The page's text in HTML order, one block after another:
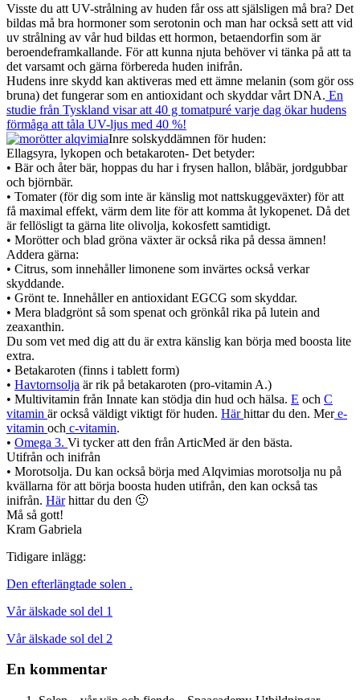
Visste du att UV-strålning av huden får oss att själsligen må bra? Det
bildas må bra hormoner som serotonin och man har också sett att vid
uv strålning av vår hud bildas ett hormon, betaendorfin som är
beroendeframkallande. För att kunna njuta behöver vi tänka på att ta
det varsamt och gärna förbereda huden inifrån.
Hudens inre skydd kan aktiveras med ett ämne melanin (som gör oss
bruna) det fungerar som en antioxidant och skyddar vårt DNA. En
studie från Tyskland visar att 40 g tomatpuré varje dag ökar hudens
förmåga att tåla UV-ljus med 40 %!
Inre solskyddämnen för huden:
Ellagsyra, lykopen och betakaroten- Det betyder:
• Bär och åter bär, hoppas du har i frysen hallon, blåbär, jordgubbar
och björnbär.
• Tomater (för dig som inte är känslig mot nattskuggeväxter) för att
få maximal effekt, värm dem lite för att komma åt lykopenet. Då det
är fellösligt ta gärna lite olivolja, kokosfett samtidigt.
• Morötter och blad gröna växter är också rika på dessa ämnen!
Addera gärna:
• Citrus, som innehåller limonene som invärtes också verkar
skyddande.
• Grönt te. Innehåller en antioxidant EGCG som skyddar.
• Mera bladgrönt så som spenat och grönkål rika på lutein and
zeaxanthin.
Du som vet med dig att du är extra känslig kan börja med boosta lite
extra.
• Betakaroten (finns i tablett form)
• Havtornsolja är rik på betakaroten (pro-vitamin A.)
• Multivitamin från Innate kan stödja din hud och hälsa. E och C
vitamin är också väldigt viktigt för huden. Härhittar du den. Mere-
vitamin och c-vitamin.
• Omega 3. Vi tycker att den från ArticMed är den bästa.
Utifrån och inifrån
• Morotsolja. Du kan också börja med Alqvimias morotsolja nu på
kvällarna för att börja boosta huden utifrån, den kan också tas
inifrån. Härhittar du den 🙂
Må så gott!
Kram Gabriela
Tidigare inlägg:
Den efterlängtade solen .
Vår älskade sol del 1
Vår älskade sol del 2
En kommentar